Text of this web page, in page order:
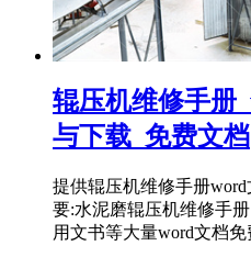
辊压机维修手册
与下载_免费文档
提供辊压机维修手册
要:水泥磨辊压机维修手
用文书等大量word文档免